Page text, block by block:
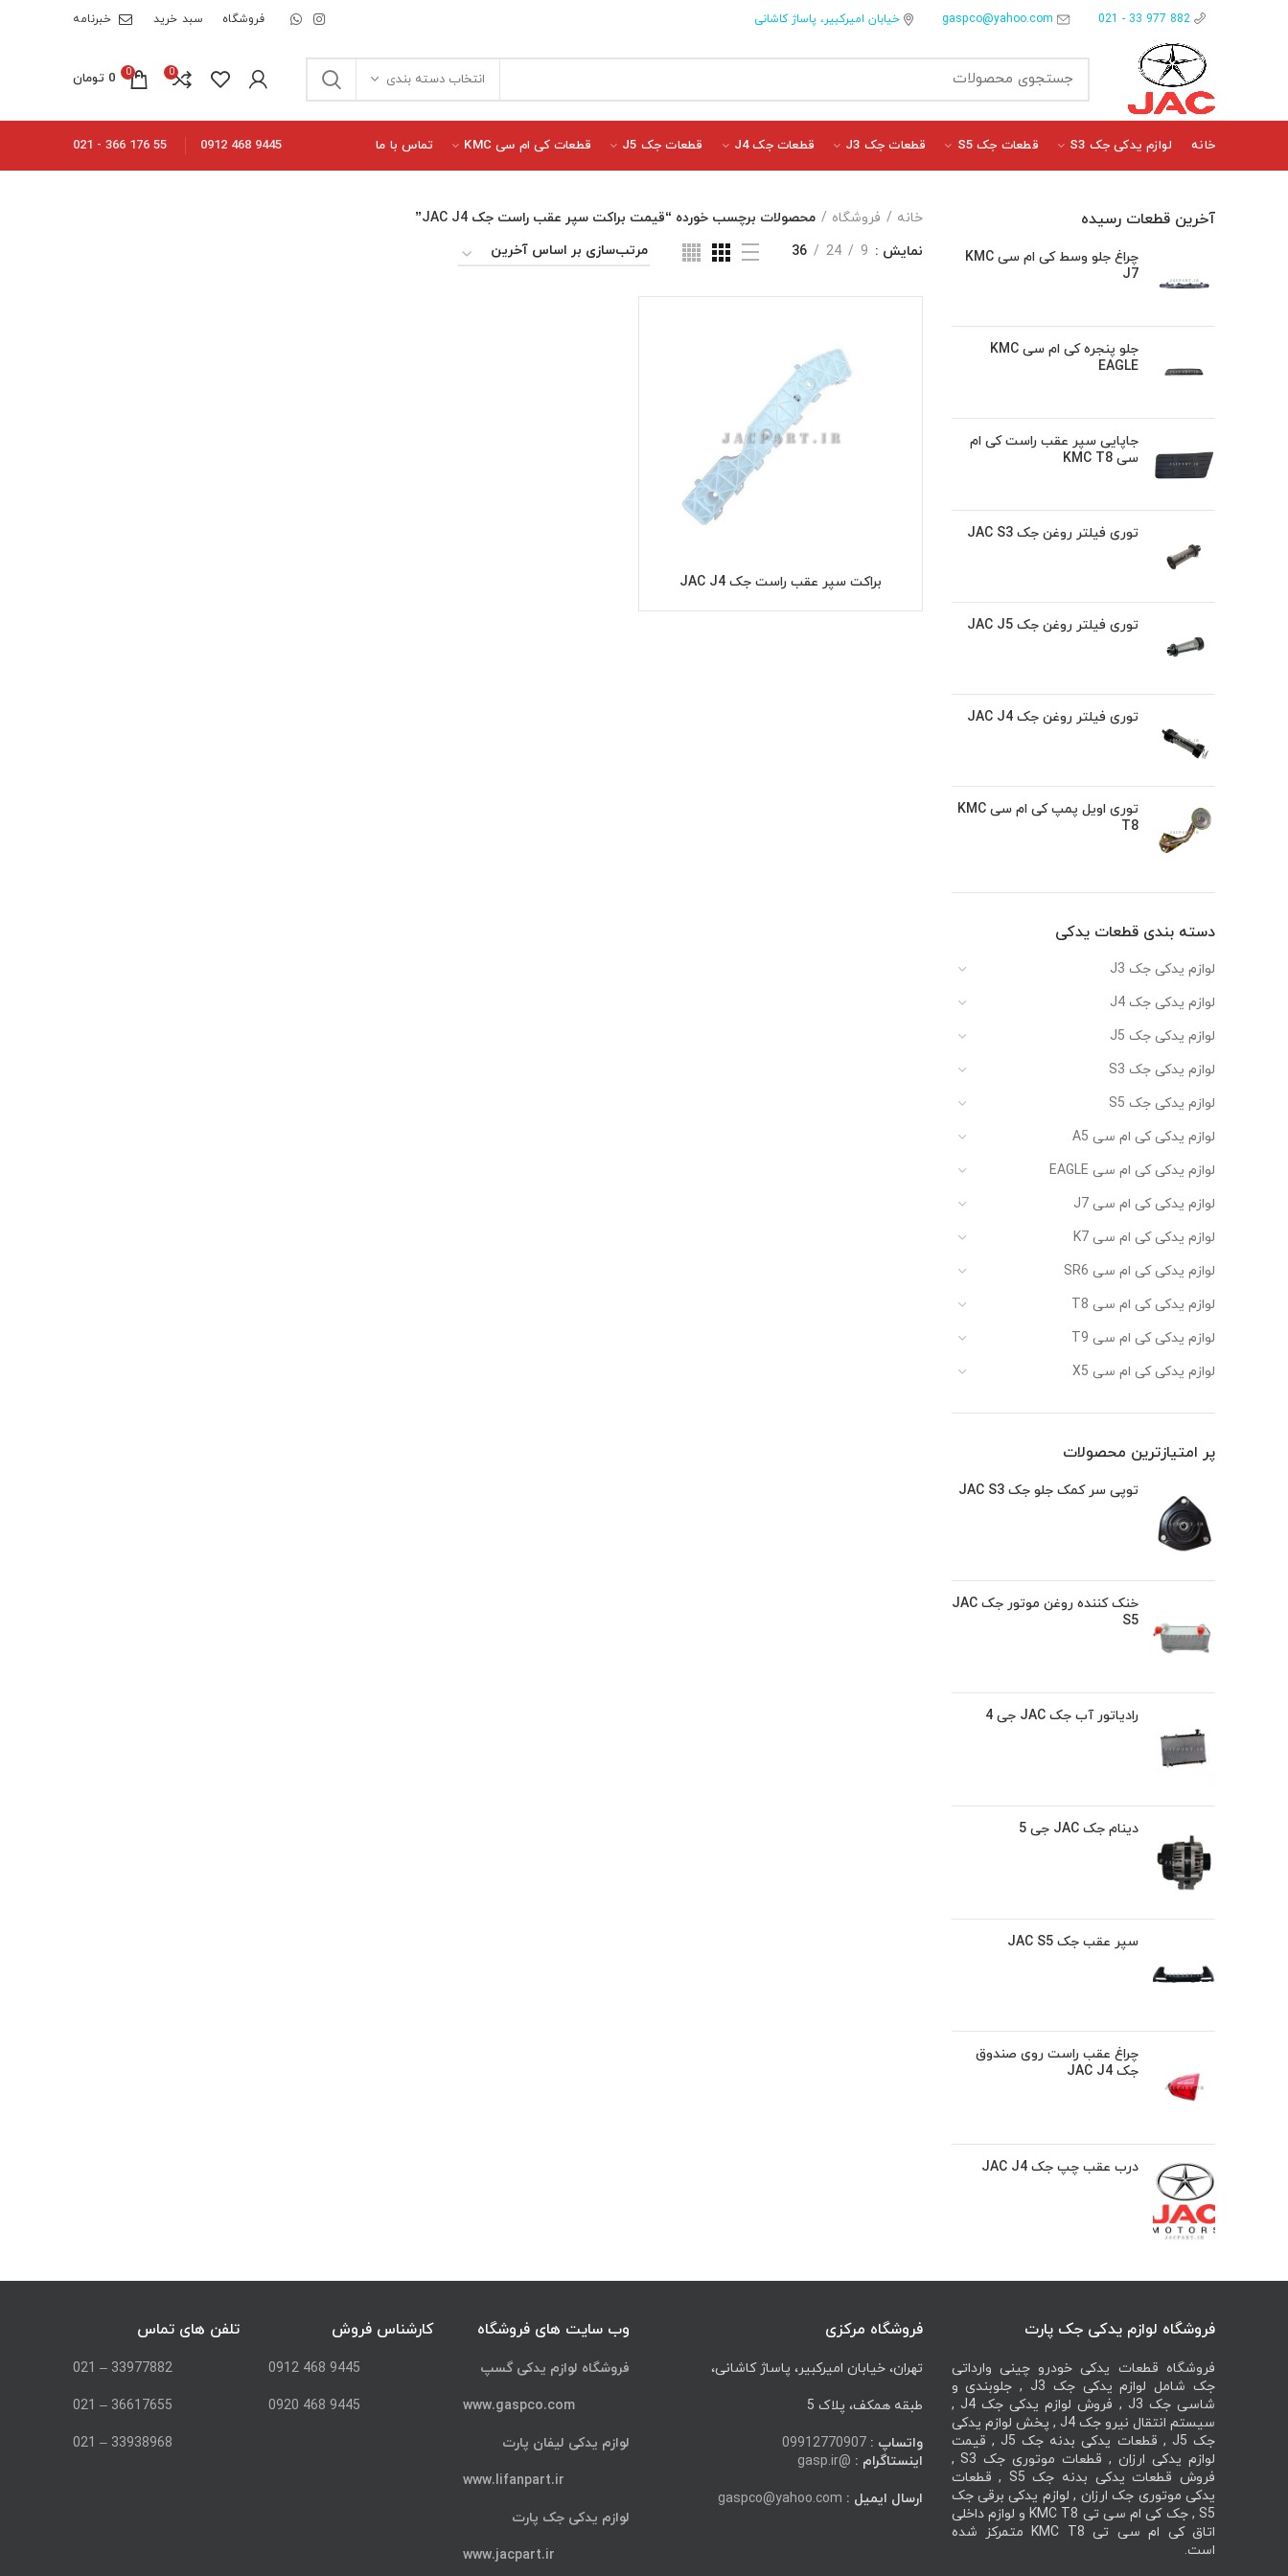
خیابان امیرکبیر، پاساژ کاشانی فروشگاه سبد خرید خبرنامه
انتخاب دسته بندی 0
0
0 تومان
خانه لوازم یدکی جک S3 قطعات جک S5 قطعات جک J3 قطعات جک J4 قطعات جک J5 قطعات کی ام سی KMC تماس با ما 9445 468 0912
55 176 366 - 021
آخرین قطعات رسیده
چراغ جلو وسط کی ام سی KMC
J7
جلو پنجره کی ام سی KMC
EAGLE
جاپایی سپر عقب راست کی ام
سی KMC T8
توری فیلتر روغن جک JAC S3
توری فیلتر روغن جک JAC J5
توری فیلتر روغن جک JAC J4
توری اویل پمپ کی ام سی KMC
T8
دسته بندی قطعات یدکی
لوازم یدکی جک J3
لوازم یدکی جک J4
لوازم یدکی جک J5
لوازم یدکی جک S3
لوازم یدکی جک S5
لوازم یدکی کی ام سی A5
لوازم یدکی کی ام سی EAGLE
لوازم یدکی کی ام سی J7
لوازم یدکی کی ام سی K7
لوازم یدکی کی ام سی SR6
لوازم یدکی کی ام سی T8
لوازم یدکی کی ام سی T9
لوازم یدکی کی ام سی X5
پر امتیازترین محصولات
توپی سر کمک جلو جک JAC S3
خنک کننده روغن موتور جک JAC
S5
رادیاتور آب جک JAC جی 4
دینام جک JAC جی 5
سپر عقب جک JAC S5
چراغ عقب راست روی صندوق
جک JAC J4
درب عقب چپ جک JAC J4
خانه فروشگاه
محصولات برچسب خورده “قیمت براکت سپر عقب راست جک JAC J4”
نمایش
9
24
36
اطلاعات بیشتر
براکت سپر عقب راست جک JAC J4
فروشگاه لوازم یدکی جک پارت
فروشگاه قطعات یدکی خودرو چینی وارداتی
جک شامل لوازم یدکی جک J3 , جلوبندی و
شاسی جک J3 , فروش لوازم یدکی جک J4 ,
سیستم انتقال نیرو جک J4 , پخش لوازم یدکی
جک J5 , قطعات یدکی بدنه جک J5 , قیمت
لوازم یدکی ارزان , قطعات موتوری جک S3 ,
فروش قطعات یدکی بدنه جک S5 , قطعات
یدکی موتوری جک ارزان , لوازم یدکی برقی جک
S5 , جک کی ام سی تی KMC T8 و لوازم داخلی
اتاق کی ام سی تی KMC T8 متمرکز شده
است.
فروشگاه مرکزی
تهران، خیابان امیرکبیر، پاساژ کاشانی،
طبقه همکف، پلاک 5
واتساپ : 09912770907
اینستاگرام : @gasp.ir
ارسال ایمیل : gaspco@yahoo.com
وب سایت های فروشگاه
فروشگاه لوازم یدکی گسپ
www.gaspco.com
لوازم یدکی لیفان پارت
www.lifanpart.ir
لوازم یدکی جک پارت
www.jacpart.ir
کارشناس فروش
9445 468 0912
9445 468 0920
تلفن های تماس
33977882 – 021
36617655 – 021
33938968 – 021